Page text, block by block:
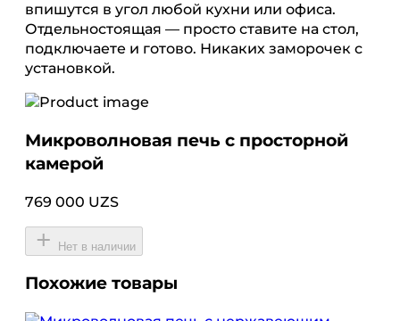
впишутся в угол любой кухни или офиса.
Отдельностоящая — просто ставите на стол,
подключаете и готово. Никаких заморочек с
установкой.
Микроволновая печь с просторной
камерой
769 000 UZS
Нет в наличии
Похожие товары